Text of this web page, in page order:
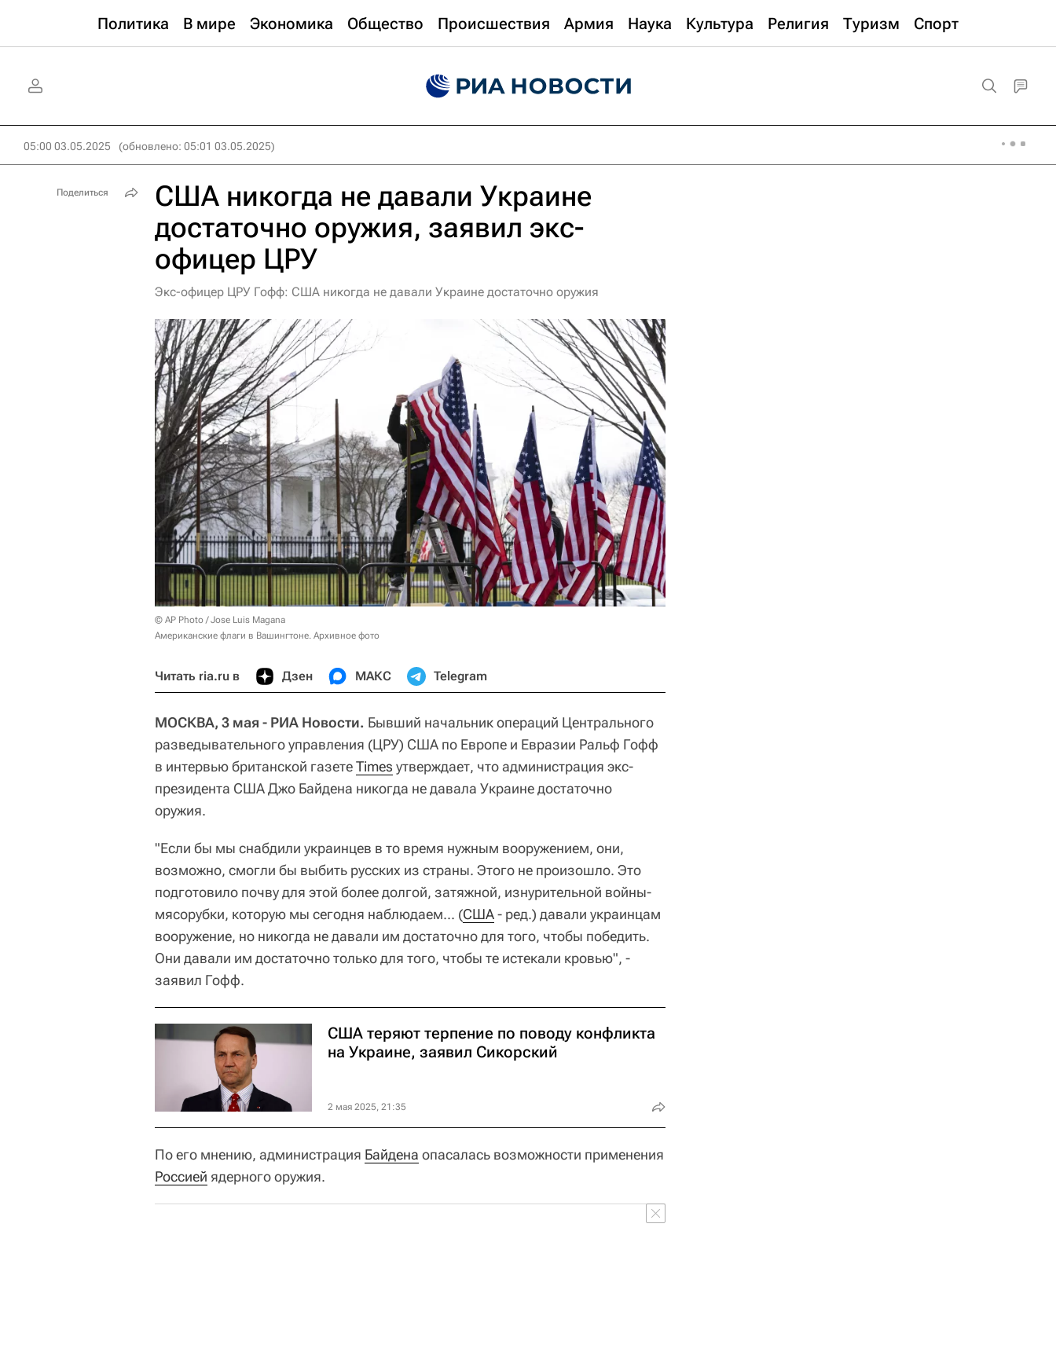
Политика В мире Экономика Общество Происшествия Армия Наука Культура Религия Туризм Спорт
05:00 03.05.2025 (обновлено: 05:01 03.05.2025)
США никогда не давали Украине
достаточно оружия, заявил экс-
офицер ЦРУ
Экс-офицер ЦРУ Гофф: США никогда не давали Украине достаточно оружия
© AP Photo / Jose Luis Magana
Американские флаги в Вашингтоне. Архивное фото
Читать ria.ru в Дзен МАКС Telegram
МОСКВА, 3 мая - РИА Новости. Бывший начальник операций Центрального
разведывательного управления (ЦРУ) США по Европе и Евразии Ральф Гофф
в интервью британской газетеTimes утверждает, что администрация экс-
президента США Джо Байдена никогда не давала Украине достаточно
оружия.
"Если бы мы снабдили украинцев в то время нужным вооружением, они,
возможно, смогли бы выбить русских из страны. Этого не произошло. Это
подготовило почву для этой более долгой, затяжной, изнурительной войны-
мясорубки, которую мы сегодня наблюдаем... (США- ред.) давали украинцам
вооружение, но никогда не давали им достаточно для того, чтобы победить.
Они давали им достаточно только для того, чтобы те истекали кровью", -
заявил Гофф.
США теряют терпение по поводу конфликта
на Украине, заявил Сикорский
2 мая 2025, 21:35
По его мнению, администрация Байдена опасалась возможности применения
Россией ядерного оружия.
Поделиться